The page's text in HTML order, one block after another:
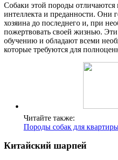
Собаки этой породы
интеллекта и преданности. Они
хозяина до последнего и, при
пожертвовать своей жизнью.
обучению и обладают всеми
которые требуются для
Читайте также:
Породы собак для
Китайский шарпей